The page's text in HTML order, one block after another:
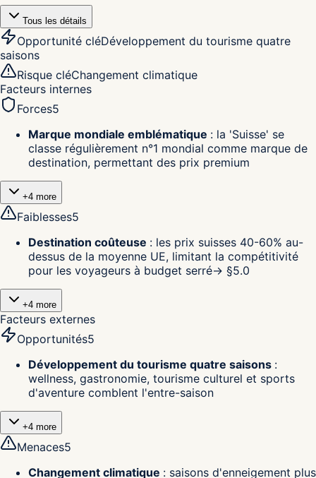
Tous les détails
Opportunité cléDéveloppement du tourisme quatre
saisons
Risque cléChangement climatique
Facteurs internes
Forces5
Marque mondiale emblématique : la 'Suisse' se
classe régulièrement n°1 mondial comme marque de
destination, permettant des prix premium
+4 more
Faiblesses5
Destination coûteuse : les prix suisses 40-60% au-
dessus de la moyenne UE, limitant la compétitivité
pour les voyageurs à budget serré→ §5.0
+4 more
Facteurs externes
Opportunités5
Développement du tourisme quatre saisons :
wellness, gastronomie, tourisme culturel et sports
d'aventure comblent l'entre-saison
+4 more
Menaces5
Changement climatique : saisons d'enneigement plus